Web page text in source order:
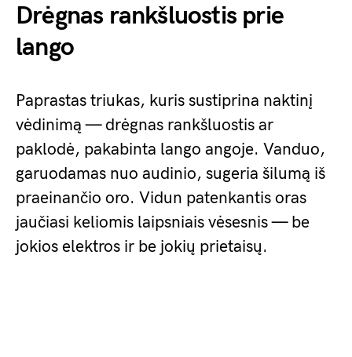
Drėgnas rankšluostis prie
lango
Paprastas triukas, kuris sustiprina naktinį
vėdinimą — drėgnas rankšluostis ar
paklodė, pakabinta lango angoje. Vanduo,
garuodamas nuo audinio, sugeria šilumą iš
praeinančio oro. Vidun patenkantis oras
jaučiasi keliomis laipsniais vėsesnis — be
jokios elektros ir be jokių prietaisų.